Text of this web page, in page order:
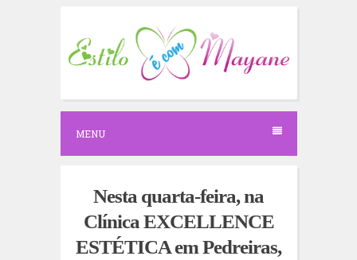
c
o
e
MENU
Nesta quarta-feira, na
Clínica EXCELLENCE
ESTÉTICA em Pedreiras,